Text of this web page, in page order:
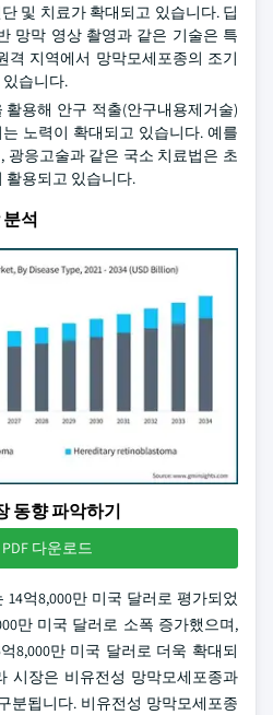
및 치료가 확대되고 있습니다. 딥
망막 영상 촬영과 같은 기술은 특
격 지역에서 망막모세포종의 조기
습니다.
용해 안구 적출(안구내용제거술)
노력이 확대되고 있습니다. 예를
광응고술과 같은 국소 치료법은 초
활용되고 있습니다.
석
동향 파악하기
다운로드
억8,000만 미국 달러로 평가되었
만 미국 달러로 소폭 증가했으며,
8,000만 미국 달러로 더욱 확대되
시장은 비유전성 망막모세포종과
분됩니다. 비유전성 망막모세포종